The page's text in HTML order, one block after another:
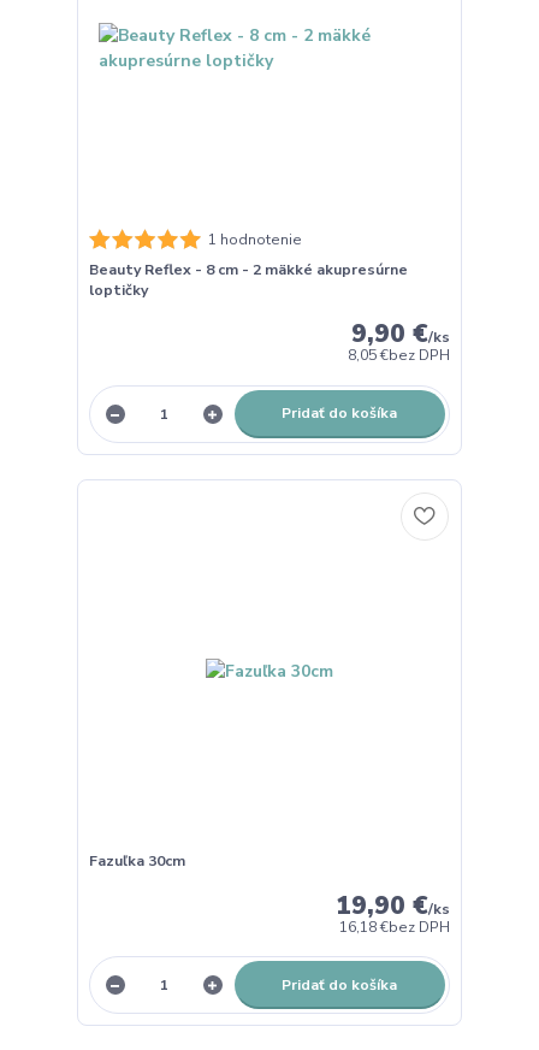
1 hodnotenie
Beauty Reflex - 8 cm - 2 mäkké akupresúrne
loptičky
9,90 €/ks
8,05 €bez DPH
Pridať do košíka
Fazuľka 30cm
19,90 €/ks
16,18 €bez DPH
Pridať do košíka